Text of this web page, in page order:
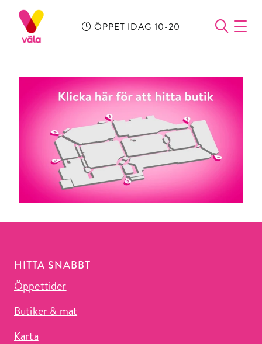
ÖPPET IDAG 10-20
HITTA SNABBT
Öppettider
Butiker & mat
Karta